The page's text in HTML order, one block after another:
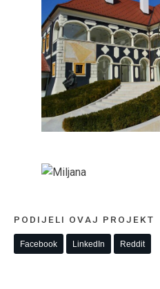
PODIJELI OVAJ PROJEKT
Facebook LinkedIn Reddit